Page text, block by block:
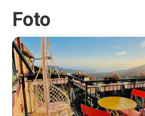
Foto